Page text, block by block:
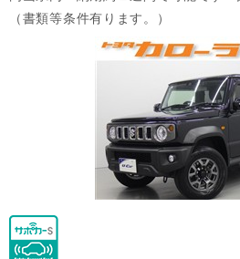
（書類等条件有ります。）